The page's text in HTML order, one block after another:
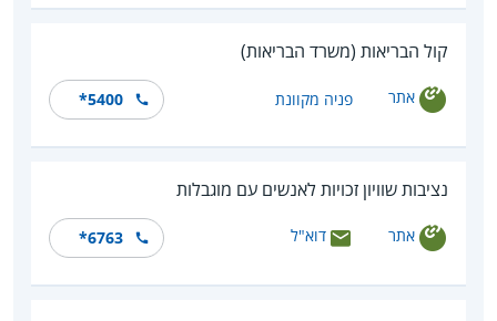
קול הבריאות (משרד הבריאות)
אתר פניה מקוונת *5400
נציבות שוויון זכויות לאנשים עם מוגבלות
אתר דוא"ל *6763